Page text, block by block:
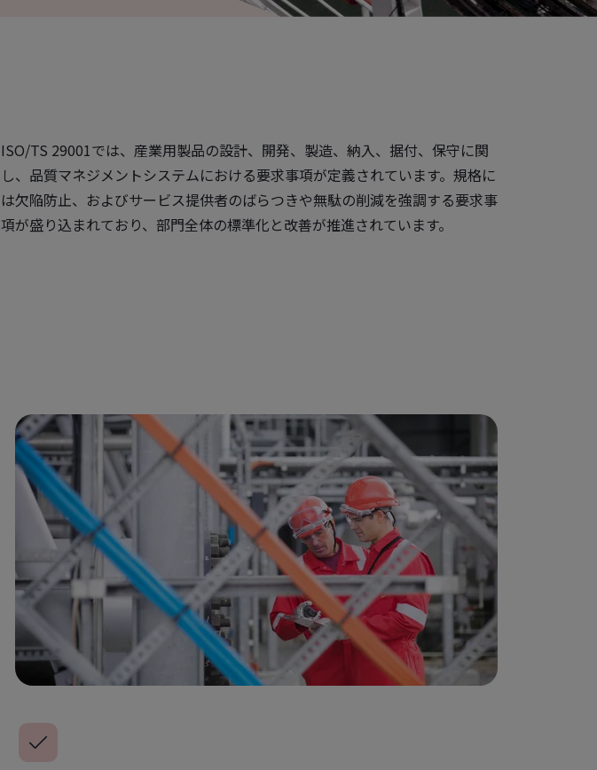
ISO/TS 29001では、産業用製品の設計、開発、製造、納入、据付、保守に関
し、品質マネジメントシステムにおける要求事項が定義されています。規格に
は欠陥防止、およびサービス提供者のばらつきや無駄の削減を強調する要求事
項が盛り込まれており、部門全体の標準化と改善が推進されています。